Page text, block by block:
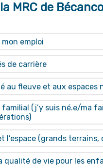
MRC de
emploi
de carrière
au fleuve et aux espaces
familial (j’y suis né.e/ma
l’espace (grands terrains,
qualité de vie pour les